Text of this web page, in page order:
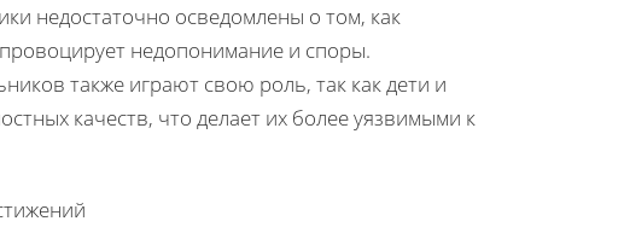
недостаточно осведомлены о том, как
недопонимание и споры.
также играют свою роль, так как дети и
качеств, что делает их более уязвимыми к